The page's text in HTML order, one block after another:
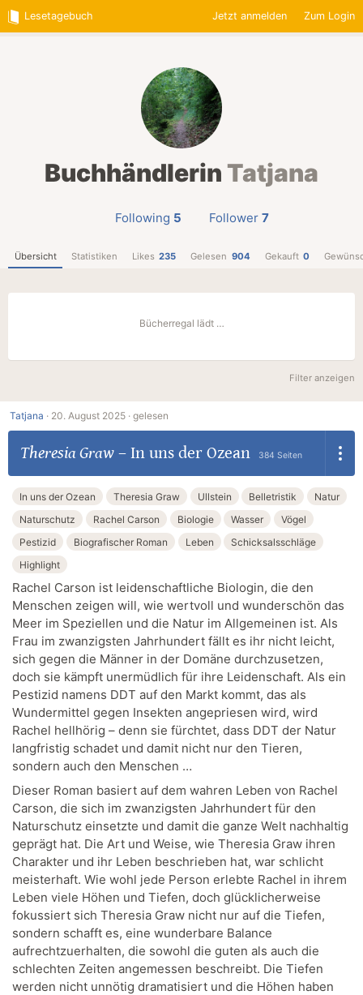
Lesetagebuch Jetzt anmelden Zum Login
Buchhändlerin Tatjana
Following 5 Follower 7
Übersicht Statistiken Likes 235 Gelesen 904 Gekauft 0
Bücherregal lädt …
Filter anzeigen
Tatjana · 20. August 2025 · gelesen
Theresia Graw– In uns der Ozean 384 Seiten
In uns der Ozean Theresia Graw Ullstein Belletristik
Natur
Naturschutz
Rachel Carson Biologie Wasser
Vögel
Pestizid
Biografischer Roman Leben
Schicksalsschläge
Highlight
Rachel Carson ist leidenschaftliche Biologin, die den
Menschen zeigen will, wie wertvoll und wunderschön das
Meer im Speziellen und die Natur im Allgemeinen ist. Als
Frau im zwanzigsten Jahrhundert fällt es ihr nicht leicht,
sich gegen die Männer in der Domäne durchzusetzen,
doch sie kämpft unermüdlich für ihre Leidenschaft. Als ein
Pestizid namens DDT auf den Markt kommt, das als
Wundermittel gegen Insekten angepriesen wird, wird
Rachel hellhörig – denn sie fürchtet, dass DDT der Natur
langfristig schadet und damit nicht nur den Tieren,
sondern auch den Menschen …
Dieser Roman basiert auf dem wahren Leben von Rachel
Carson, die sich im zwanzigsten Jahrhundert für den
Naturschutz einsetzte und damit die ganze Welt nachhaltig
geprägt hat. Die Art und Weise, wie Theresia Graw ihren
Charakter und ihr Leben beschrieben hat, war schlicht
meisterhaft. Wie wohl jede Person erlebte Rachel in ihrem
Leben viele Höhen und Tiefen, doch glücklicherweise
fokussiert sich Theresia Graw nicht nur auf die Tiefen,
sondern schafft es, eine wunderbare Balance
aufrechtzuerhalten, die sowohl die guten als auch die
schlechten Zeiten angemessen beschreibt. Die Tiefen
werden nicht unnötig dramatisiert und die Höhen haben